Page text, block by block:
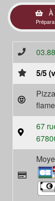
À
5/5
67